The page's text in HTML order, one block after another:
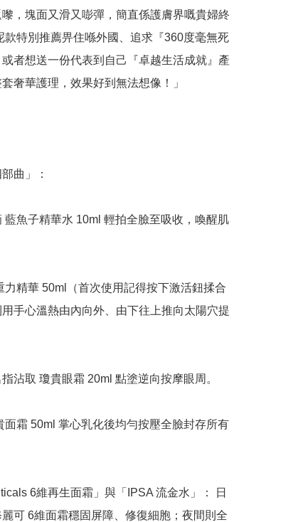
，塊面又滑又嘭彈，簡直係護膚界嘅貴婦終
款特別推薦畀住喺外國、追求『360度毫無死
者想送一份代表到自己『卓越生活成就』產
奢華護理，效果好到無法想像！」
曲」：
藍魚子精華水 10ml 輕拍全臉至吸收，喚醒肌
力精華 50ml（首次使用記得按下激活鈕揉合
手心溫熱由內向外、由下往上推向太陽穴提
沾取 瓊貴眼霜 20ml 點塗逆向按摩眼周。
面霜 50ml 掌心乳化後均勻按壓全臉封存所有
6維再生面霜」與「IPSA 流金水」： 日
可 6維面霜穩固屏障、修復細胞；夜間則全